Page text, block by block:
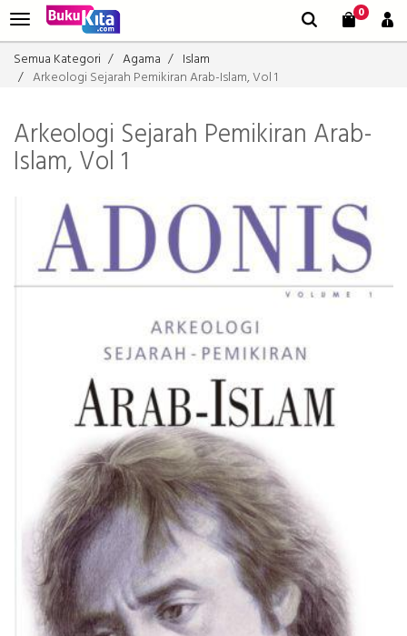
0
Semua Kategori Agama
Islam
Arkeologi Sejarah Pemikiran Arab-Islam, Vol 1
Arkeologi Sejarah Pemikiran Arab-
Islam, Vol 1